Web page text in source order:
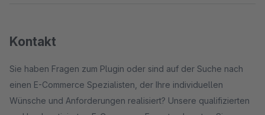
Kontakt
Sie haben Fragen zum Plugin oder sind auf der Suche nach
einen E-Commerce Spezialisten, der Ihre individuellen
Wünsche und Anforderungen realisiert? Unsere qualifizierten